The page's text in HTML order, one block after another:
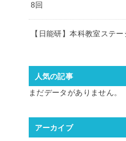
8回
【日能研】本科教室ステ
人気の記事
まだデータがありません。
アーカイブ